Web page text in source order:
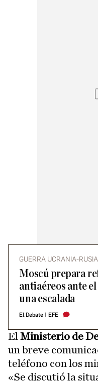
GUERRA UCRANIA-RUSIA
Moscú prepara
antiaéreos ante
una escalada
El Debate | EFE
El Ministerio de
un breve
teléfono con los
«Se discutió la